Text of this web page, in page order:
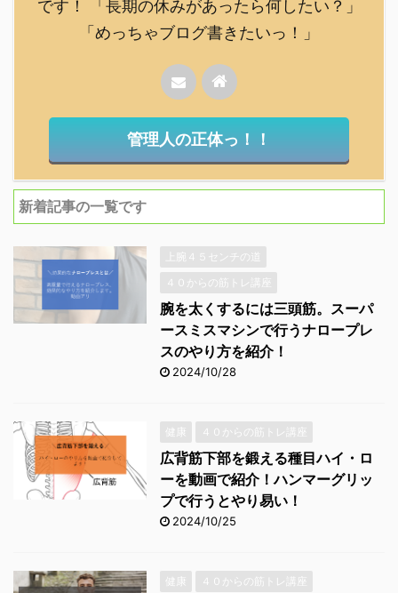
です！ 「長期の休みがあったら何したい？」
「めっちゃブログ書きたいっ！」
管理人の正体っ！！
新着記事の一覧です
上腕４５センチの道
４０からの筋トレ講座
腕を太くするには三頭筋。スーパ
ースミスマシンで行うナロープレ
スのやり方を紹介！
2024/10/28
健康 ４０からの筋トレ講座
広背筋下部を鍛える種目ハイ・ロ
ーを動画で紹介！ハンマーグリッ
プで行うとやり易い！
2024/10/25
健康 ４０からの筋トレ講座